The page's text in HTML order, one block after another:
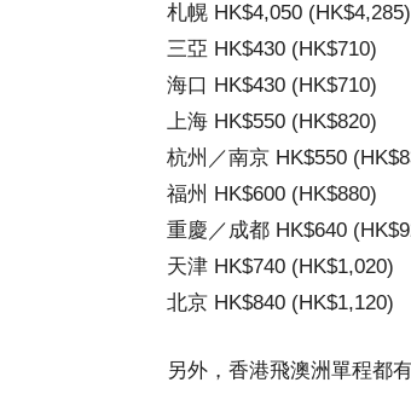
札幌 HK$4,050 (HK$4,285)
三亞 HK$430 (HK$710)
海口 HK$430 (HK$710)
上海 HK$550 (HK$820)
杭州／南京 HK$550
福州 HK$600 (HK$880)
重慶／成都 HK$640
天津 HK$740 (HK$1,020)
北京 HK$840 (HK$1,120)
另外，香港飛澳洲單程都